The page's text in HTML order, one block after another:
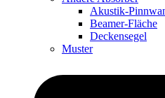
Akustik-
Beamer-Fläche
Deckensegel
Muster